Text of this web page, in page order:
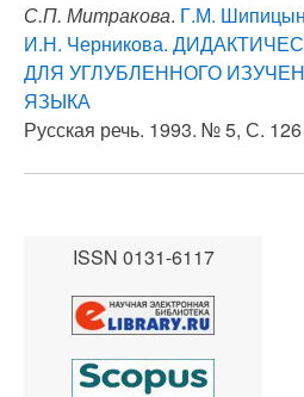
С.П. Митракова. Г.М.
И.Н. Черникова.
ДЛЯ УГЛУБЛЕННОГО
ЯЗЫКА
Русская речь. 1993. № 5, С.
ISSN 0131-6117